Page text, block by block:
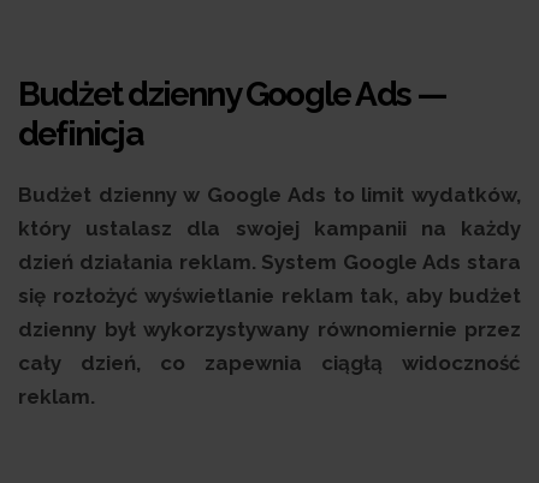
Budżet dzienny Google Ads —
definicja
Budżet dzienny w Google Ads to limit wydatków,
który ustalasz dla swojej kampanii na każdy
dzień działania reklam. System Google Ads stara
się rozłożyć wyświetlanie reklam tak, aby budżet
dzienny był wykorzystywany równomiernie przez
cały dzień, co zapewnia ciągłą widoczność
reklam.